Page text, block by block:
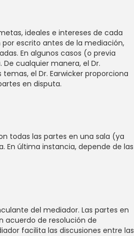
ideales e intereses de cada
escrito antes de la mediación,
En algunos casos (o previa
cualquier manera, el Dr.
el Dr. Earwicker proporciona
en disputa.
todas las partes en una sala (ya
En última instancia, depende de las
del mediador. Las partes en
acuerdo de resolución de
facilita las discusiones entre las